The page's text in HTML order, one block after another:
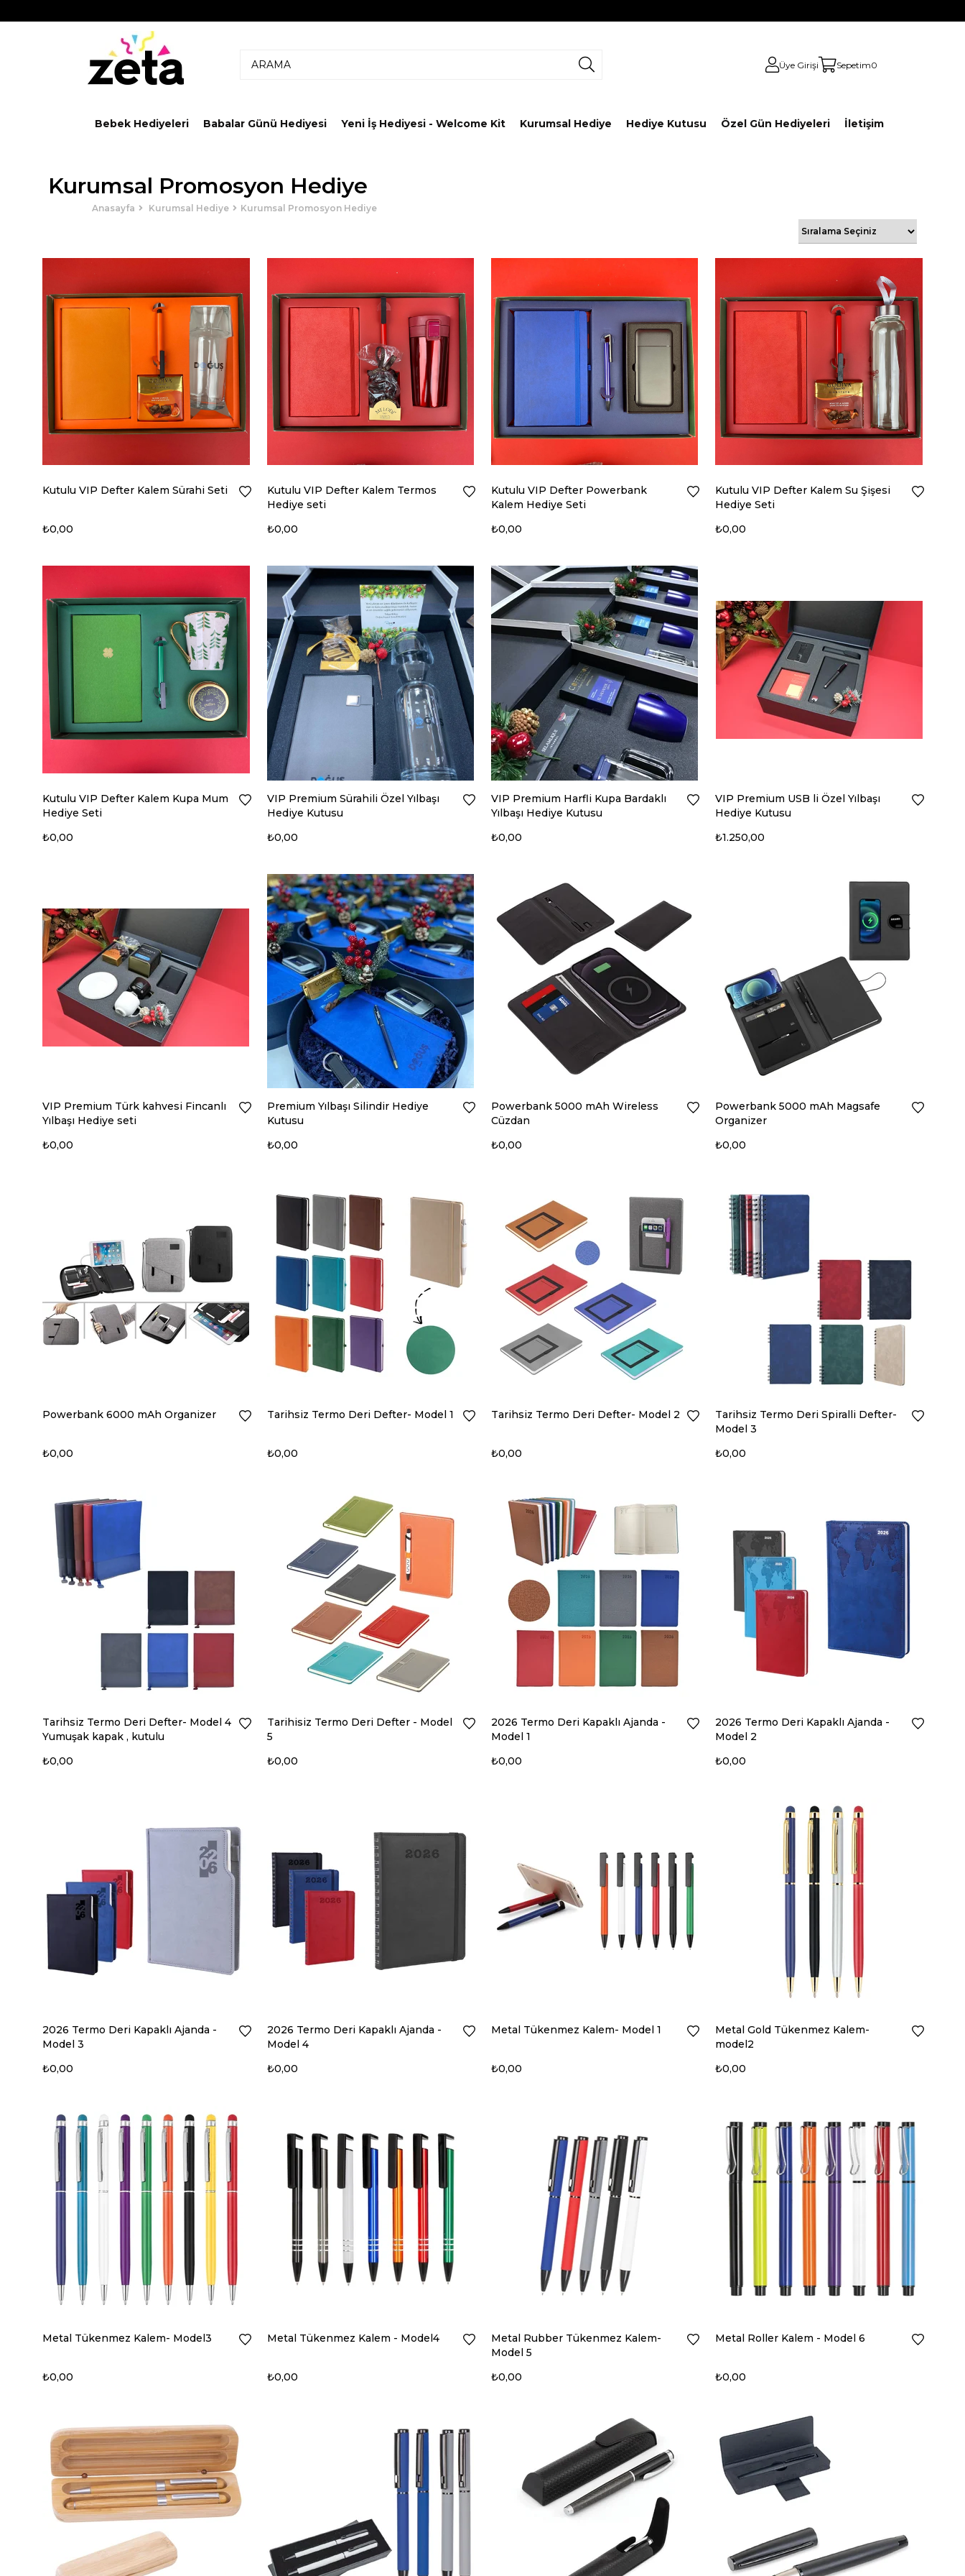
Üye Girişi Sepetim0
Bebek Hediyeleri Babalar Günü Hediyesi Yeni İş Hediyesi - Welcome Kit Kurumsal Hediye Hediye Kutusu Özel Gün Hediyeleri İletişim
Kurumsal Promosyon Hediye
Anasayfa Kurumsal Hediye Kurumsal Promosyon Hediye
Kutulu VIP Defter Kalem Sürahi Seti
₺0,00
Kutulu VIP Defter Kalem Termos
Hediye seti
₺0,00
Kutulu VIP Defter Powerbank
Kalem Hediye Seti
₺0,00
Kutulu VIP Defter Kalem Su Şişesi
Hediye Seti
₺0,00
Kutulu VIP Defter Kalem Kupa Mum
Hediye Seti
₺0,00
VIP Premium Sürahili Özel Yılbaşı
Hediye Kutusu
₺0,00
VIP Premium Harfli Kupa Bardaklı
Yılbaşı Hediye Kutusu
₺0,00
VIP Premium USB li Özel Yılbaşı
Hediye Kutusu
₺1.250,00
VIP Premium Türk kahvesi Fincanlı
Yılbaşı Hediye seti
₺0,00
Premium Yılbaşı Silindir Hediye
Kutusu
₺0,00
Powerbank 5000 mAh Wireless
Cüzdan
₺0,00
Powerbank 5000 mAh Magsafe
Organizer
₺0,00
Powerbank 6000 mAh Organizer
₺0,00
Tarihsiz Termo Deri Defter- Model 1
₺0,00
Tarihsiz Termo Deri Defter- Model 2
₺0,00
Tarihsiz Termo Deri Spiralli Defter-
Model 3
₺0,00
Tarihsiz Termo Deri Defter- Model 4
Yumuşak kapak , kutulu
₺0,00
Tarihisiz Termo Deri Defter - Model
5
₺0,00
2026 Termo Deri Kapaklı Ajanda -
Model 1
₺0,00
2026 Termo Deri Kapaklı Ajanda -
Model 2
₺0,00
2026 Termo Deri Kapaklı Ajanda -
Model 3
₺0,00
2026 Termo Deri Kapaklı Ajanda -
Model 4
₺0,00
Metal Tükenmez Kalem- Model 1
₺0,00
Metal Gold Tükenmez Kalem-
model2
₺0,00
Metal Tükenmez Kalem- Model3
₺0,00
Metal Tükenmez Kalem - Model4
₺0,00
Metal Rubber Tükenmez Kalem-
Model 5
₺0,00
Metal Roller Kalem - Model 6
₺0,00